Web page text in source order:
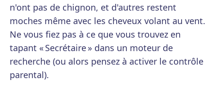
n'ont pas de chignon, et d'autres restent
moches même avec les cheveux volant au vent.
Ne vous fiez pas à ce que vous trouvez en
tapant « Secrétaire » dans un moteur de
recherche (ou alors pensez à activer le contrôle
parental).